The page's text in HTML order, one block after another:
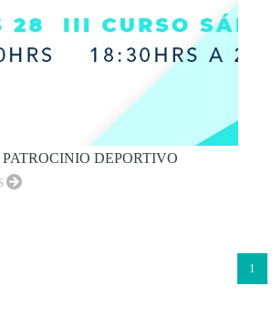
DEPORTIVO
1